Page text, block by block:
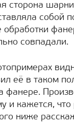
сторона
собой
обработки
совпадали.
её в таком
фанере.
и кажется,
ниже